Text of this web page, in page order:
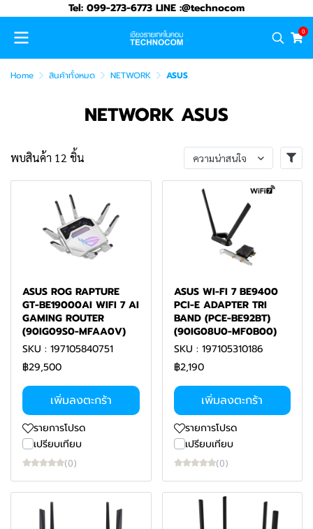
Tel: 099-273-6773 LINE :@technocom
0
Home สินค้าทั้งหมด NETWORK ASUS
NETWORK ASUS
พบสินค้า 12 ชิ้น ความน่าสนใจ
ASUS ROG RAPTURE
GT-BE19000AI WIFI 7 AI
GAMING ROUTER
(90IG09S0-MFAA0V)
SKU : 197105840751
฿29,500
เพิ่มลงตะกร้า
รายการโปรด
เปรียบเทียบ
(0)
ASUS WI-FI 7 BE9400
PCI-E ADAPTER TRI
BAND (PCE-BE92BT)
(90IG08U0-MF0B00)
SKU : 197105310186
฿2,190
เพิ่มลงตะกร้า
รายการโปรด
เปรียบเทียบ
(0)